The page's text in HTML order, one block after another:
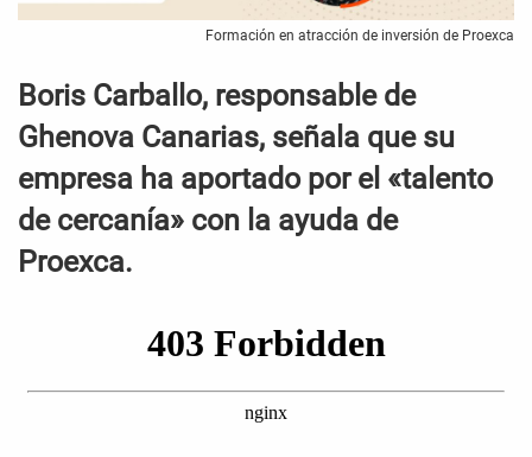
Formación en atracción de inversión de Proexca
Boris Carballo, responsable de
Ghenova Canarias, señala que su
empresa ha aportado por el «talento
de cercanía» con la ayuda de
Proexca.